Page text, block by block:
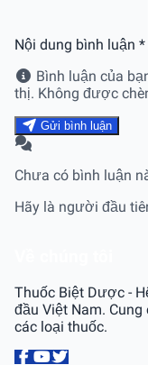
Nội dung bình luận *
Bình luận của
thị. Không được
Gửi bình luận
Chưa có bình luận
Hãy là người đầu
Thuốc Biệt Dược -
đầu Việt Nam.
các loại thuốc.